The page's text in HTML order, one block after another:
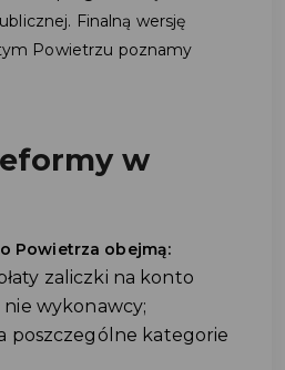
Finalną wersję
Powietrzu poznamy
w
Powietrza obejmą:
zaliczki na konto
wykonawcy;
poszczególne kategorie